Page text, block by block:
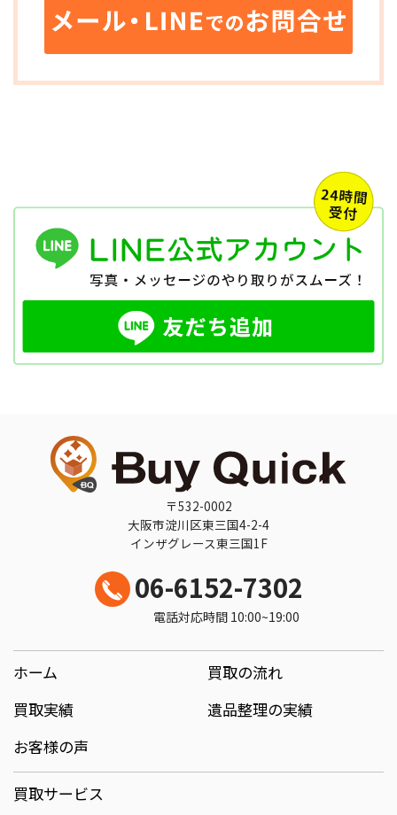
〒532-0002
大阪市淀川区東三国4-2-4
インザグレース東三国1F
06-6152-7302
電話対応時間 10:00~19:00
ホーム
買取の流れ
買取実績
遺品整理の実績
お客様の声
買取サービス